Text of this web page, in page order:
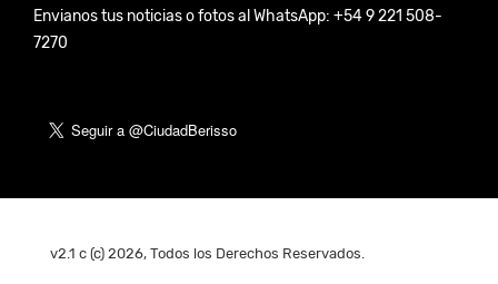
Envianos tus noticias o fotos al WhatsApp: +54 9 221 508-
7270
v2.1 c (c) 2026, Todos los Derechos Reservados.